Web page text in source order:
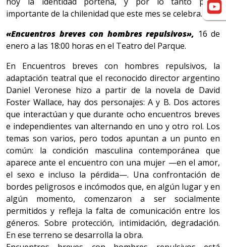
importante de la chilenidad que este mes se celebra.
«Encuentros breves con hombres repulsivos», 16 de
enero a las 18:00 horas en el Teatro del Parque.
En Encuentros breves con hombres repulsivos, la
adaptación teatral que el reconocido director argentino
Daniel Veronese hizo a partir de la novela de David
Foster Wallace, hay dos personajes: A y B. Dos actores
que interactúan y que durante ocho encuentros breves
e independientes van alternando en uno y otro rol. Los
temas son varios, pero todos apuntan a un punto en
común: la condición masculina contemporánea que
aparece ante el encuentro con una mujer —en el amor,
el sexo e incluso la pérdida—. Una confrontación de
bordes peligrosos e incómodos que, en algún lugar y en
algún momento, comenzaron a ser socialmente
permitidos y refleja la falta de comunicación entre los
géneros. Sobre protección, intimidación, degradación.
En ese terreno se desarrolla la obra.